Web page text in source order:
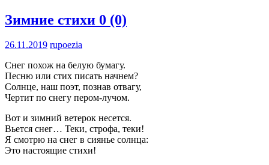
Зимние стихи 0 (0)
26.11.2019 rupoezia
Снег похож на белую бумагу.
Песню или стих писать начнем?
Солнце, наш поэт, познав отвагу,
Чертит по снегу пером-лучом.
Вот и зимний ветерок несется.
Вьется снег… Теки, строфа, теки!
Я смотрю на снег в сиянье солнца:
Это настоящие стихи!